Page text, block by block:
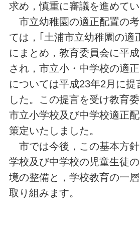
求め，慎重に審議を進めてい
市立幼稚園の適正配置の
ては，｢土浦市立幼稚園の適
にまとめ，教育委員会に平
され，市立小・中学校の適
については平成23年2月に提
した。この提言を受け教育
市立小学校及び中学校適正
策定いたしました。
市では今後，この基本方
学校及び中学校の児童生徒
境の整備と，学校教育の一
取り組みます。